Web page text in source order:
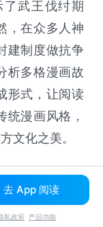
武王伐纣期
，在众多人神
建制度做抗争
析多格漫画故
形式，让阅读
漫画风格，
文化之美。
去 App 阅读
私政策 产品功能